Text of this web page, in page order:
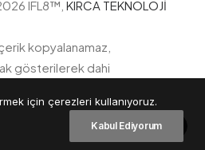
IFL8™, KIRCA TEKNOLOJİ
kopyalanamaz,
gösterilerek dahi
için çerezleri kullanıyoruz.
Kabul Ediyorum